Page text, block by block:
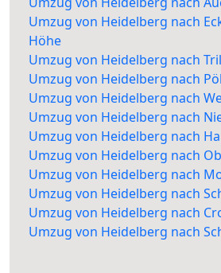
Umzug von Heidelberg nach
Höhe
Umzug von Heidelberg nach
Umzug von Heidelberg nach
Umzug von Heidelberg nach
Umzug von Heidelberg nach
Umzug von Heidelberg nach
Umzug von Heidelberg nach
Umzug von Heidelberg nach
Umzug von Heidelberg nach
Umzug von Heidelberg nach
Umzug von Heidelberg nach